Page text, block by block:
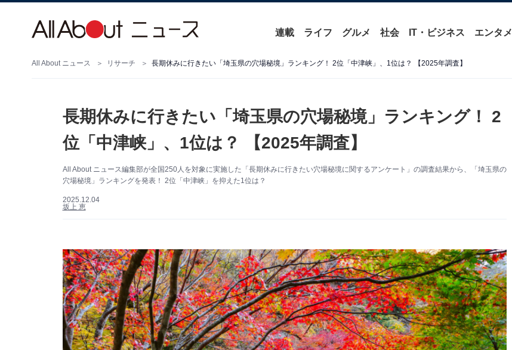
連載 ライフ グルメ 社会 IT・ビジネス エンタメ
All About ニュース リサーチ 長期休みに行きたい「埼玉県の穴場秘境」ランキング！ 2位「中津峡」、1位は？ 【2025年調査】
長期休みに行きたい「埼玉県の穴場秘境」ランキング！ 2
位「中津峡」、1位は？ 【2025年調査】
All About ニュース編集部が全国250人を対象に実施した「長期休みに行きたい穴場秘境に関するアンケート」の調査結果から、「埼玉県の
穴場秘境」ランキングを発表！ 2位「中津峡」を抑えた1位は？
2025.12.04
坂上 恵